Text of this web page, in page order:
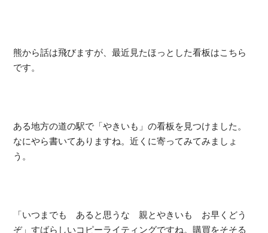
熊から話は飛びますが、最近見たほっとした看板はこちら
です。
ある地方の道の駅で「やきいも」の看板を見つけました。
なにやら書いてありますね。近くに寄ってみてみましょ
う。
「いつまでも あると思うな 親とやきいも お早くどう
ぞ」すばらしいコピーライティングですね。購買をそそる